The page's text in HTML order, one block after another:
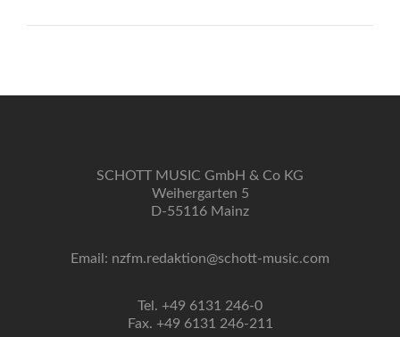
SCHOTT MUSIC GmbH & Co KG
Weihergarten 5
D-55116 Mainz
Email: nzfm.redaktion@schott-music.com
Tel. +49 6131 246-0
Fax. +49 6131 246-211